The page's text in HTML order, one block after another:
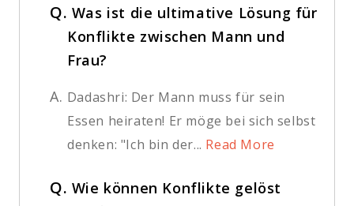
Q. Was ist die ultimative Lösung für
Konflikte zwischen Mann und
Frau?
A. Dadashri: Der Mann muss für sein
Essen heiraten! Er möge bei sich selbst
denken: "Ich bin der... Read More
Q. Wie können Konflikte gelöst